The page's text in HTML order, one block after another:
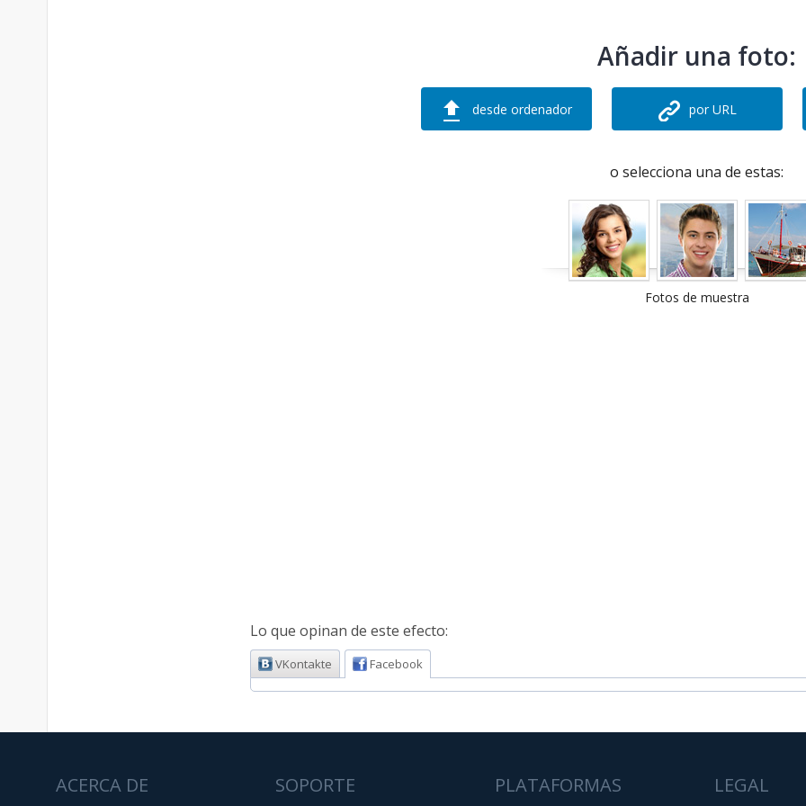
Añadir una foto:
desde ordenador por URL
o selecciona una de estas:
Fotos de muestra
Lo que opinan de este efecto:
VKontakte Facebook
ACERCA DE SOPORTE PLATAFORMAS LEGAL